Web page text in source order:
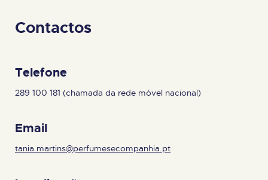
Contactos
Telefone
289 100 181 (chamada da rede móvel nacional)
Email
tania.martins@perfumesecompanhia.pt